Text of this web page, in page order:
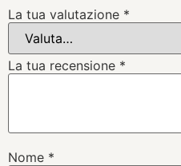
La tua valutazione *
La tua recensione *
Nome *